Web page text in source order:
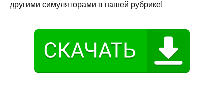
другими симуляторами в нашей рубрике!